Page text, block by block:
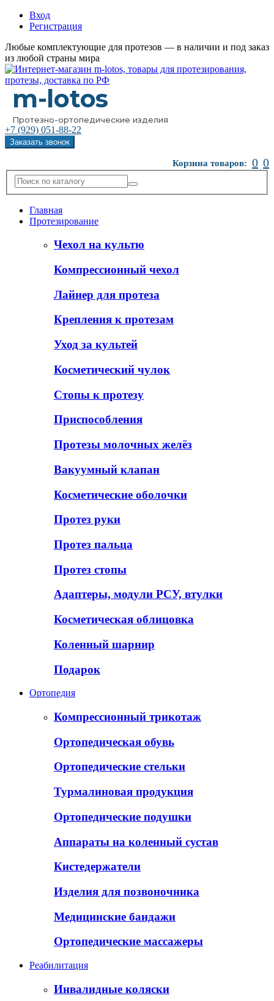
Вход
Регистрация
Любые комплектующие для протезов — в наличии и под заказ
из любой страны мира
m-lotos
Протезно-ортопедические изделия
+7 (929) 051-88-22
Заказать звонок
Корзина товаров: 0 0
Главная
Протезирование
Чехол на культю
Компрессионный чехол
Лайнер для протеза
Крепления к протезам
Уход за культей
Косметический чулок
Стопы к протезу
Приспособления
Протезы молочных желёз
Вакуумный клапан
Косметические оболочки
Протез руки
Протез пальца
Протез стопы
Адаптеры, модули РСУ, втулки
Косметическая облицовка
Коленный шарнир
Подарок
Ортопедия
Компрессионный трикотаж
Ортопедическая обувь
Ортопедические стельки
Турмалиновая продукция
Ортопедические подушки
Аппараты на коленный сустав
Кистедержатели
Изделия для позвоночника
Медицинские бандажи
Ортопедические массажеры
Реабилитация
Инвалидные коляски